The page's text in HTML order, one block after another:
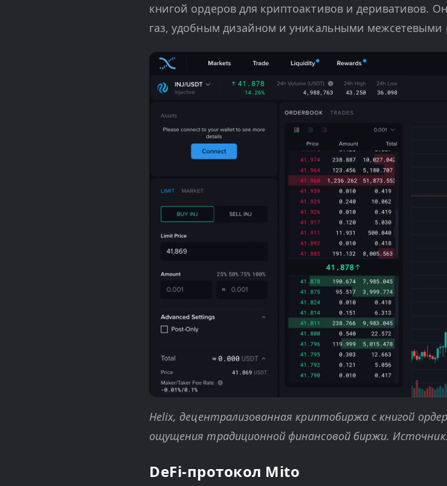
книгой ордеров для криптоактивов и деривативов.
газ, удобным дизайном и уникальными
Helix, децентрализованная криптобиржа с книгой
ощущения традиционной финансовой биржи.
DeFi-протокол Mito